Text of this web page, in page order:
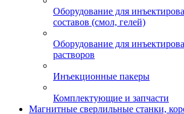
Оборудование для
составов (смол, гелей)
Оборудование для
растворов
Инъекционные пакеры
Комплектующие и запчасти
Магнитные сверлильные станки,